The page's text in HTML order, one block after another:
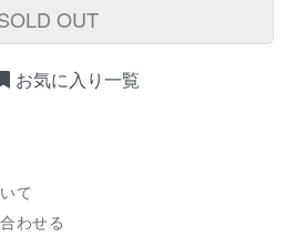
OUT
お気に入り一覧
て
わせる